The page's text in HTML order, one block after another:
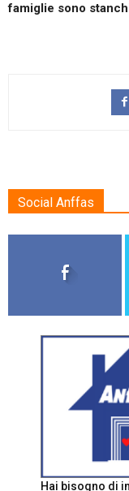
famiglie sono
Social Anffas
Hai bisogno di